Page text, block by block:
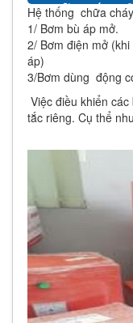
CHỮA CHÁY
Hệ thống chữa
1/ Bơm bù áp mở.
2/ Bơm điện mở
áp)
3/Bơm dùng động
Việc điều khiển
tắc riêng. Cụ thể